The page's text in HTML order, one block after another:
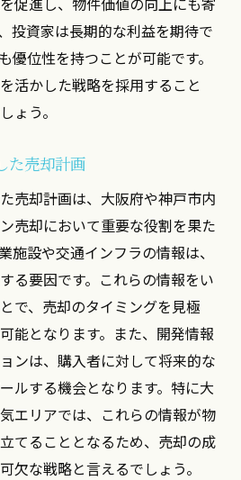
投資家は長期的な利益を期待で
優位性を持つことが可能です。
活かした戦略を採用すること
ょう。
た売却計画
売却計画は、大阪府や神戸市内
売却において重要な役割を果た
施設や交通インフラの情報は、
る要因です。これらの情報をい
で、売却のタイミングを見極
能となります。また、開発情報
ンは、購入者に対して将来的な
ルする機会となります。特に大
エリアでは、これらの情報が物
てることとなるため、売却の成
欠な戦略と言えるでしょう。